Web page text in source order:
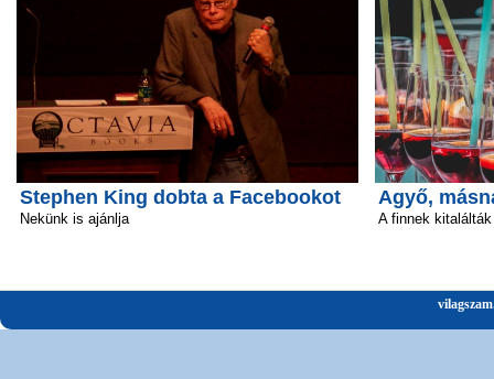
Stephen King dobta a Facebookot
Nekünk is ajánlja
Agyő,
A finnek kitalálták